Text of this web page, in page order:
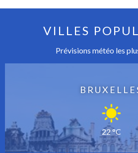
VILLES
Prévisions météo les
22 °C